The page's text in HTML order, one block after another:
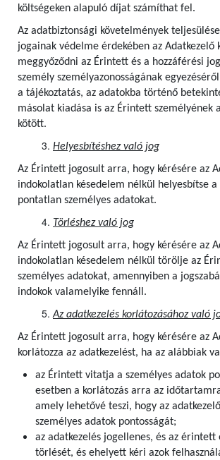
költségeken alapuló díjat számíthat fel.
Az adatbiztonsági követelmények
jogainak védelme érdekében az Adatkezelő
meggyőződni az Érintett és a hozzáférési
személy személyazonosságának
a tájékoztatás, az adatokba történő
másolat kiadása is az Érintett személyének
kötött.
Helyesbítéshez való jog
Az Érintett jogosult arra, hogy kérésére az
indokolatlan késedelem nélkül helyesbítse a
pontatlan személyes adatokat.
Törléshez való jog
Az Érintett jogosult arra, hogy kérésére az
indokolatlan késedelem nélkül törölje az
személyes adatokat, amennyiben a
indokok valamelyike fennáll.
Az adatkezelés korlátozásához való
Az Érintett jogosult arra, hogy kérésére az
korlátozza az adatkezelést, ha az alábbiak
az Érintett vitatja a személyes adatok
esetben a korlátozás arra az
amely lehetővé teszi, hogy az
személyes adatok pontosságát;
az adatkezelés jogellenes, és az érintett
törlését, és ehelyett kéri azok